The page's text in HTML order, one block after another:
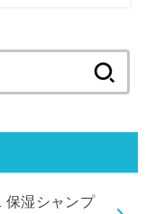
保湿シャンプ